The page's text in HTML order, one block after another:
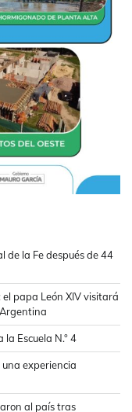
de la Fe después de 44
papa León XIV visitará
la Escuela N.° 4
una experiencia
al país tras